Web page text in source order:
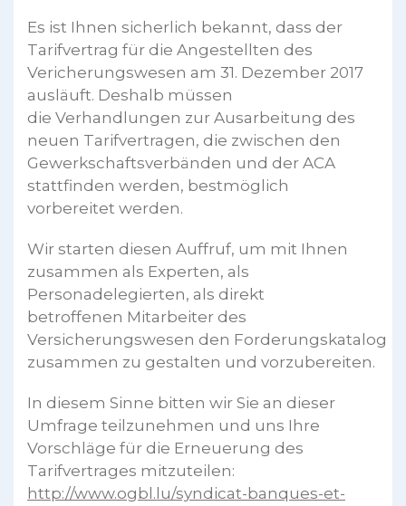
Es ist Ihnen sicherlich bekannt, dass der
Tarifvertrag für die Angestellten des
Vericherungswesen am 31. Dezember 2017
ausläuft. Deshalb müssen
die Verhandlungen zur Ausarbeitung des
neuen Tarifvertragen, die zwischen den
Gewerkschaftsverbänden und der ACA
stattfinden werden, bestmöglich
vorbereitet werden.
Wir starten diesen Auffruf, um mit Ihnen
zusammen als Experten, als
Personadelegierten, als direkt
betroffenen Mitarbeiter des
Versicherungswesen den Forderungskatalog
zusammen zu gestalten und vorzubereiten.
In diesem Sinne bitten wir Sie an dieser
Umfrage teilzunehmen und uns Ihre
Vorschläge für die Erneuerung des
Tarifvertrages mitzuteilen:
http://www.ogbl.lu/syndicat-banques-et-